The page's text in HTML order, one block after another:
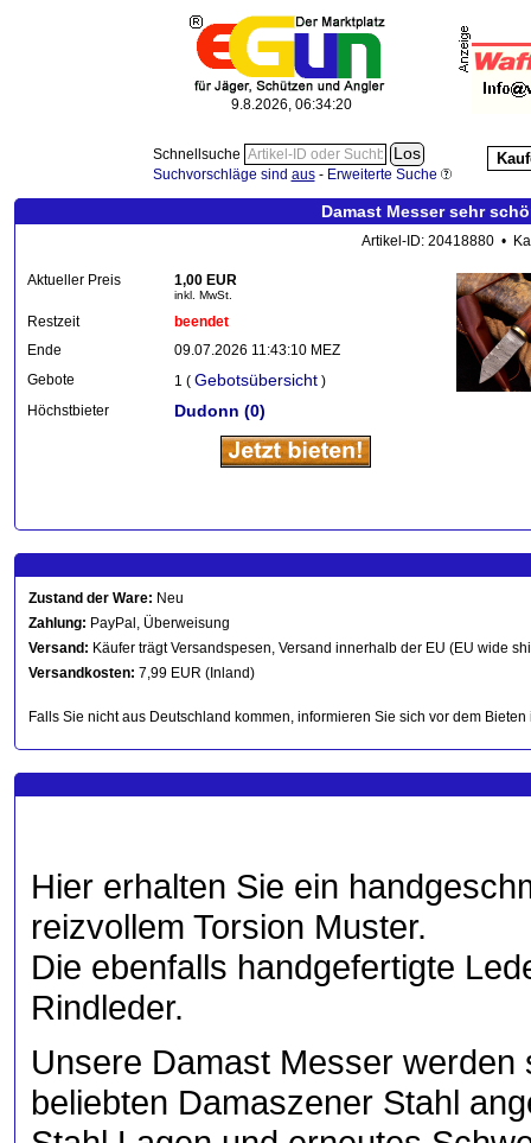
9.8.2026, 06:34:20
Schnellsuche
Suchvorschläge sind aus- Erweiterte Suche
Damast Messer sehr
Artikel-ID: 20418880 •
Aktueller Preis 1,00 EUR
inkl. MwSt.
Restzeit
beendet
Ende
09.07.2026 11:43:10 MEZ
Gebote
1 ( Gebotsübersicht )
Höchstbieter
Dudonn (0)
Zustand der Ware: Neu
Zahlung: PayPal, Überweisung
Versand: Käufer trägt Versandspesen, Versand innerhalb der EU (EU wide
Versandkosten: 7,99 EUR (Inland)
Falls Sie nicht aus Deutschland kommen, informieren Sie sich vor dem
Hier erhalten Sie ein
reizvollem Torsion Muster.
Die ebenfalls handgefertigte
Rindleder.
Unsere Damast Messer
beliebten Damaszener Stahl